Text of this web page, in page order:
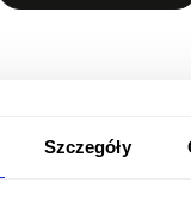
Szczegóły
jakości. Posiadają
są odporne na
kurz i wodę. Z